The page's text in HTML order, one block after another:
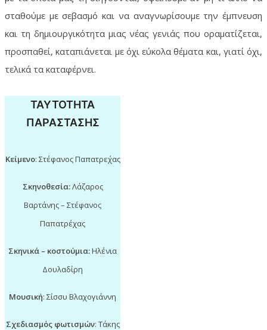
σταθούμε με σεβασμό και να αναγνωρίσουμε την έμπνευση
και τη δημιουργικότητα μιας νέας γενιάς που οραματίζεται,
προσπαθεί, καταπιάνεται με όχι εύκολα θέματα και, γιατί όχι,
τελικά τα καταφέρνει.
ΤΑΥΤΟΤΗΤΑ
ΠΑΡΑΣΤΑΣΗΣ
Κείμενο: Στέφανος Παπατρε΄χας
Σκηνοθεσία:Λάζαρος
Βαρτάνης – Στέφανος
Παπατρέχας
Σκηνικά – κοστούμια:Ηλένια
Δουλαδίρη
Μουσική: Σίσσυ Βλαχογιάννη
Σχεδιασμός φωτισμών: Τάκης